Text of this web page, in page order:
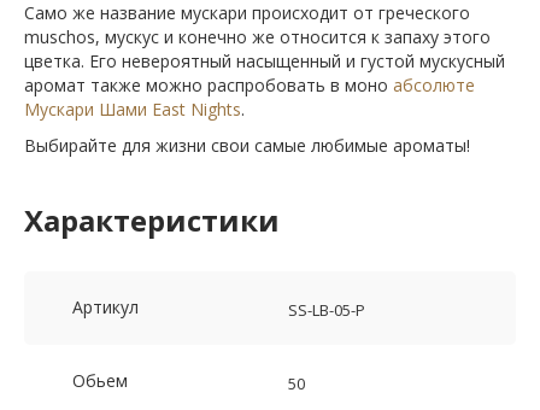
Само же название мускари происходит от греческого
muschos, мускус и конечно же относится к запаху этого
цветка. Его невероятный насыщенный и густой мускусный
аромат также можно распробовать в моно абсолюте
Мускари Шами East Nights.
Выбирайте для жизни свои самые любимые ароматы!
Характеристики
Артикул SS-LB-05-P
Обьем 50